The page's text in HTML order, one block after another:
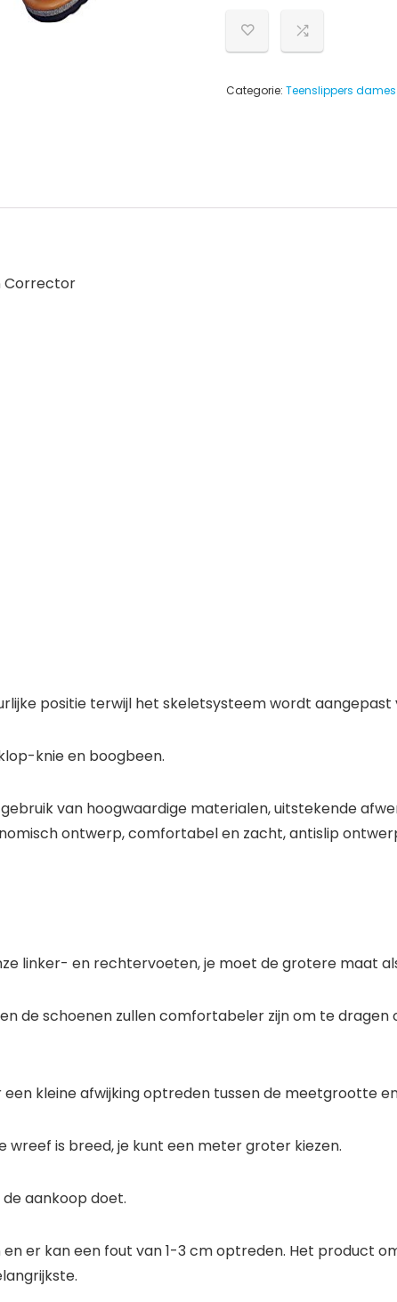
Categorie: Teenslippers dames
Corrector
positie terwijl het skeletsysteem wordt
knie en boogbeen.
van hoogwaardige materialen, uitstekende
ontwerp, comfortabel en zacht, antislip
linker- en rechtervoeten, je moet de grotere maat
de schoenen zullen comfortabeler zijn om te
kleine afwijking optreden tussen de meetgrootte
wreef is breed, je kunt een meter groter kiezen.
aankoop doet.
er kan een fout van 1-3 cm optreden. Het product